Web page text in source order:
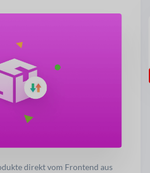
direkt vom Frontend aus